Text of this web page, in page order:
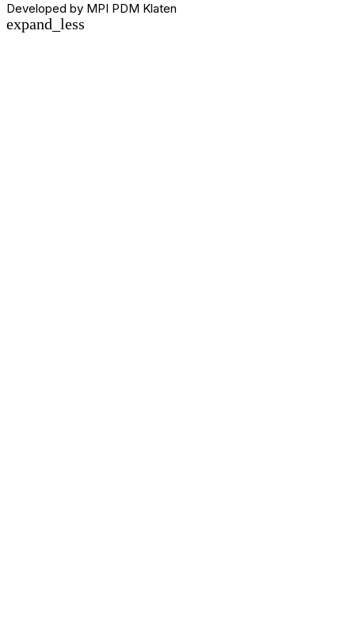
Developed by MPI PDM Klaten
expand_less